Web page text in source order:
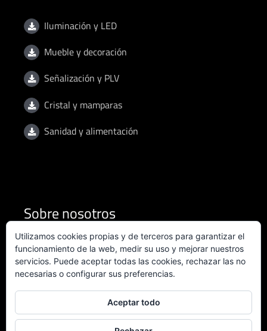
Iluminación y LED
Mueble y decoración
Señalización y PLV
Cristal y mamparas
Sanidad y alimentación
Sobre nosotros
Condiciones de uso
Política de privacidad
Política de calidad
Utilizamos cookies propias y de terceros para garantizar el
funcionamiento de la web, medir su uso y mejorar nuestros
servicios. Puede aceptar todas las cookies, rechazar las no
necesarias o configurar sus preferencias.
Aceptar todo